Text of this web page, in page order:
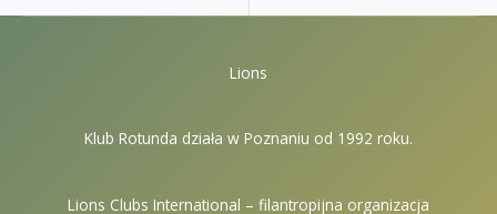
Lions
Klub Rotunda działa w Poznaniu od 1992 roku.
Lions Clubs International – filantropijna organizacja